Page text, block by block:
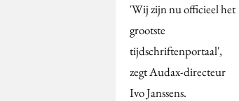
'Wij zijn nu officieel het
grootste
tijdschriftenportaal',
zegt Audax-directeur
Ivo Janssens.